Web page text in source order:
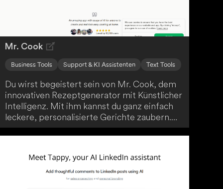
MyArchitectAI ein unverzichtbares
Werkzeug für Architekten und
Innenarchitekten, um den Designprozess zu
optimieren.
Mr. Cook
Business Tools Support & KI Assistenten Text Tools
Du wirst begeistert sein von Mr. Cook, dem
innovativen Rezeptgenerator mit Künstlicher
Intelligenz. Mit ihm kannst du ganz einfach
leckere, personalisierte Gerichte zaubern.
Gib einfach deine Zutaten oder Ideen ein,
und Mr. Cook erstellt dir maßgeschneiderte
entsprechen. Dank praktischen Funktionen
wie Rezeptbewertungen, individuellen
Kochbüchern und einfachem Teilen